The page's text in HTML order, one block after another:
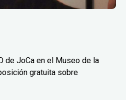
de JoCa en el Museo de la
gratuita sobre